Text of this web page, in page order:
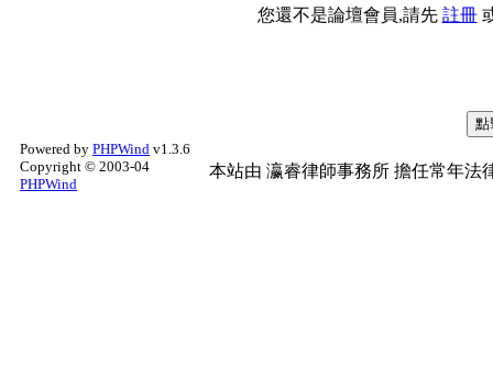
您還不是論壇會員,請先 註冊
Powered by PHPWind v1.3.6
Copyright © 2003-04
PHPWind
本站由 瀛睿律師事務所 擔任常年法